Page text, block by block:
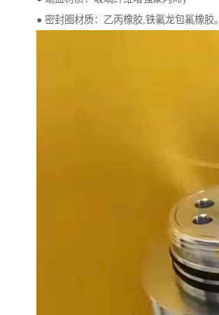
● 密封圈材质：乙丙橡胶,铁氟龙包氟橡胶。